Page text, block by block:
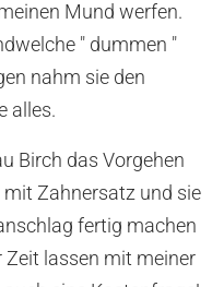
Mund werfen.
" dummen "
nahm sie den
alles.
Birch das Vorgehen
Zahnersatz und sie
fertig machen
lassen mit meiner